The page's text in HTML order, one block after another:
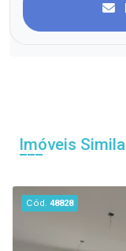
Imóveis
Cód.48828